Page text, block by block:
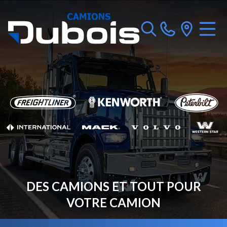
DES CAMIONS ET TOUT POUR
VOTRE CAMION